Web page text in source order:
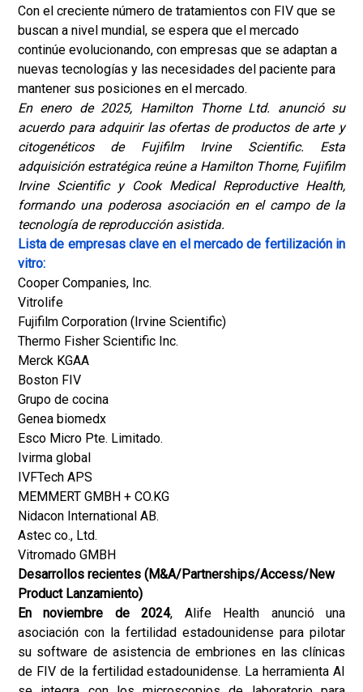
Con el creciente número de tratamientos con FIV que se
buscan a nivel mundial, se espera que el mercado
continúe evolucionando, con empresas que se adaptan a
nuevas tecnologías y las necesidades del paciente para
mantener sus posiciones en el mercado.
En enero de 2025, Hamilton Thorne Ltd. anunció su
acuerdo para adquirir las ofertas de productos de arte y
citogenéticos de Fujifilm Irvine Scientific. Esta
adquisición estratégica reúne a Hamilton Thorne, Fujifilm
Irvine Scientific y Cook Medical Reproductive Health,
formando una poderosa asociación en el campo de la
tecnología de reproducción asistida.
Lista de empresas clave en el mercado de fertilización in
vitro:
Cooper Companies, Inc.
Vitrolife
Fujifilm Corporation (Irvine Scientific)
Thermo Fisher Scientific Inc.
Merck KGAA
Boston FIV
Grupo de cocina
Genea biomedx
Esco Micro Pte. Limitado.
Ivirma global
IVFTech APS
MEMMERT GMBH + CO.KG
Nidacon International AB.
Astec co., Ltd.
Vitromado GMBH
Desarrollos recientes (M&A/Partnerships/Access/New
Product Lanzamiento)
En noviembre de 2024, Alife Health anunció una
asociación con la fertilidad estadounidense para pilotar
su software de asistencia de embriones en las clínicas
de FIV de la fertilidad estadounidense. La herramienta AI